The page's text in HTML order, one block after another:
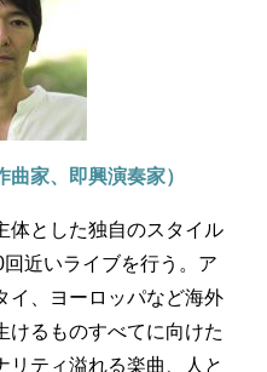
家、即興演奏家）
体とした独自のスタイル
近いライブを行う。ア
イ、ヨーロッパなど海外
けるものすべてに向けた
リティ溢れる楽曲、人と